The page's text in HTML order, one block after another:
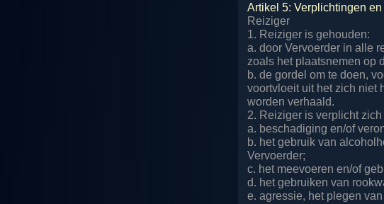
Artikel 5: Verplichtingen
Reiziger
1. Reiziger is gehouden:
a. door Vervoerder in alle
zoals het plaatsnemen op
b. de gordel om te doen,
voortvloeit uit het zich niet
worden verhaald.
2. Reiziger is verplicht
a. beschadiging en/of
b. het gebruik van
Vervoerder;
c. het meevoeren en/of
d. het gebruiken van
e. agressie, het plegen